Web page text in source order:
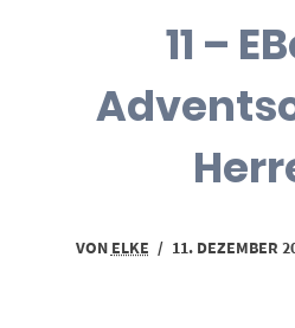
11 –
VON ELKE / 11. DEZEMBER